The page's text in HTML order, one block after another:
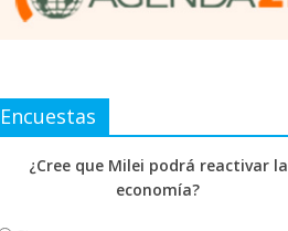
Encuestas
¿Cree que Milei podrá reactivar la
economía?